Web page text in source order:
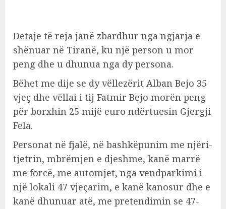
Detaje të reja janë zbardhur nga ngjarja e
shënuar në Tiranë, ku një person u mor
peng dhe u dhunua nga dy persona.
Bëhet me dije se dy vëllezërit Alban Bejo 35
vjeç dhe vëllai i tij Fatmir Bejo morën peng
për borxhin 25 mijë euro ndërtuesin Gjergji
Fela.
Personat në fjalë, në bashkëpunim me njëri-
tjetrin, mbrëmjen e djeshme, kanë marrë
me forcë, me automjet, nga vendparkimi i
një lokali 47 vjeçarim, e kanë kanosur dhe e
kanë dhunuar atë, me pretendimin se 47-